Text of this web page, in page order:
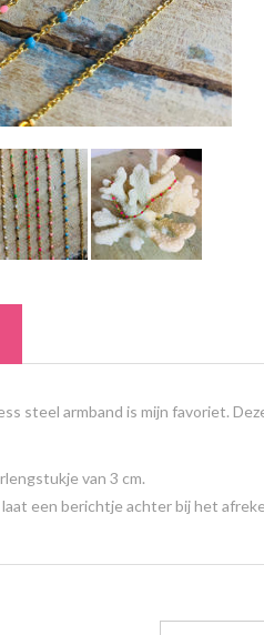
steel armband is mijn favoriet.
van 3 cm.
een berichtje achter bij het